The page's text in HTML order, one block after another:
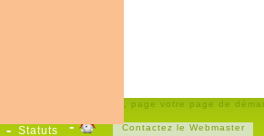
Faire de ce site, page votre page de
-
Statuts
- Contactez le Webmaster